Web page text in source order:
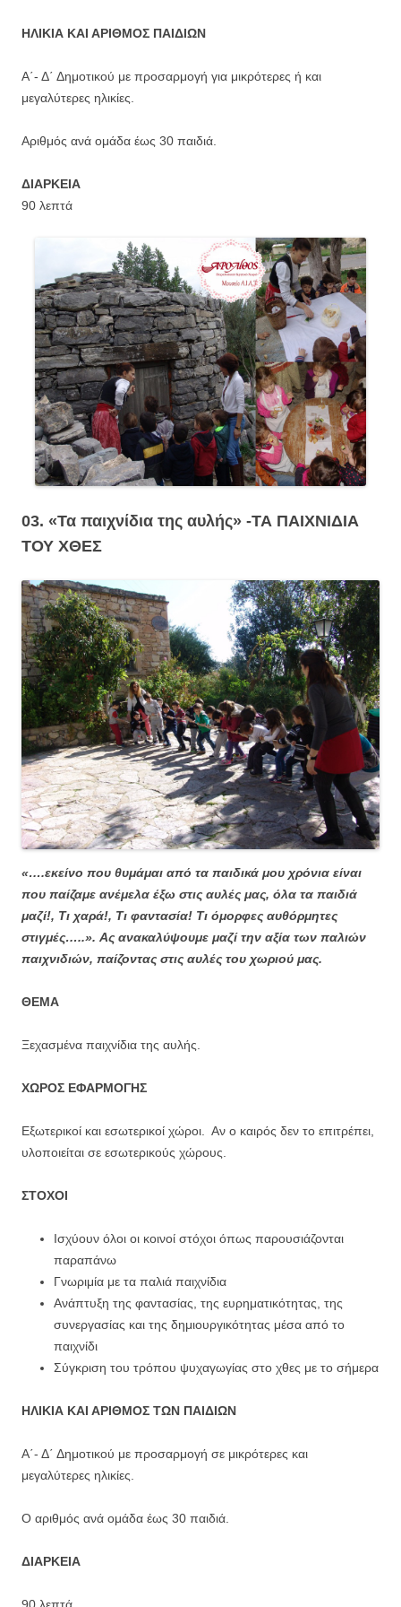
ΗΛΙΚΙΑ ΚΑΙ ΑΡΙΘΜΟΣ ΠΑΙΔΙΩΝ
Α΄- Δ΄ Δημοτικού με προσαρμογή για μικρότερες ή και
μεγαλύτερες ηλικίες.
Αριθμός ανά ομάδα έως 30 παιδιά.
ΔΙΑΡΚΕΙΑ
90 λεπτά
03. «Τα παιχνίδια της αυλής» -ΤΑ ΠΑΙΧΝΙΔΙΑ
ΤΟΥ ΧΘΕΣ
«….εκείνο που θυμάμαι από τα παιδικά μου χρόνια είναι
που παίζαμε ανέμελα έξω στις αυλές μας, όλα τα παιδιά
μαζί!, Τι χαρά!, Τι φαντασία! Τι όμορφες αυθόρμητες
στιγμές…..». Ας ανακαλύψουμε μαζί την αξία των παλιών
παιχνιδιών, παίζοντας στις αυλές του χωριού μας.
ΘΕΜΑ
Ξεχασμένα παιχνίδια της αυλής.
ΧΩΡΟΣ ΕΦΑΡΜΟΓΗΣ
Εξωτερικοί και εσωτερικοί χώροι. Αν ο καιρός δεν το επιτρέπει,
υλοποιείται σε εσωτερικούς χώρους.
ΣΤΟΧΟΙ
Ισχύουν όλοι οι κοινοί στόχοι όπως παρουσιάζονται
παραπάνω
Γνωριμία με τα παλιά παιχνίδια
Ανάπτυξη της φαντασίας, της ευρηματικότητας, της
συνεργασίας και της δημιουργικότητας μέσα από το
παιχνίδι
Σύγκριση του τρόπου ψυχαγωγίας στο χθες με το σήμερα
ΗΛΙΚΙΑ ΚΑΙ ΑΡΙΘΜΟΣ ΤΩΝ ΠΑΙΔΙΩΝ
Α΄- Δ΄ Δημοτικού με προσαρμογή σε μικρότερες και
μεγαλύτερες ηλικίες.
Ο αριθμός ανά ομάδα έως 30 παιδιά.
ΔΙΑΡΚΕΙΑ